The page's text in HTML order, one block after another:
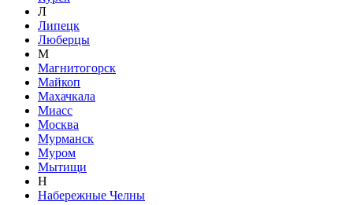
Л
Липецк
Люберцы
М
Магнитогорск
Майкоп
Махачкала
Миасс
Москва
Мурманск
Муром
Мытищи
Н
Набережные Челны